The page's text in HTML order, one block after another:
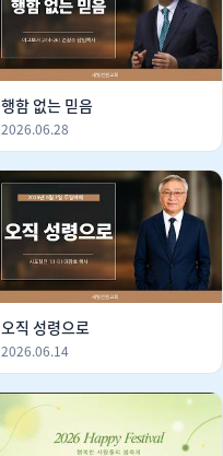
행함 없는 믿음
2026.06.28
오직 성령으로
2026.06.14